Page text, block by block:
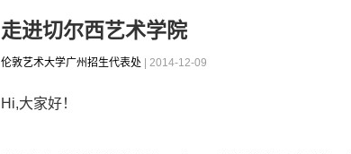
走进切尔西艺术学院
伦敦艺术大学广州招生代表处 | 2014-12-09
Hi,大家好！